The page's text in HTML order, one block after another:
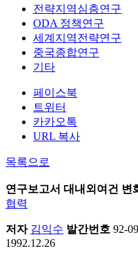
전략지역심층연구
ODA 정책연구
세계지역전략연구
중국종합연구
기타
페이스북
트위터
카카오톡
URL 복사
목록으로
연구보고서 대내외여건 변
협력
저자 김익수 발간번호 92-09
1992.12.26